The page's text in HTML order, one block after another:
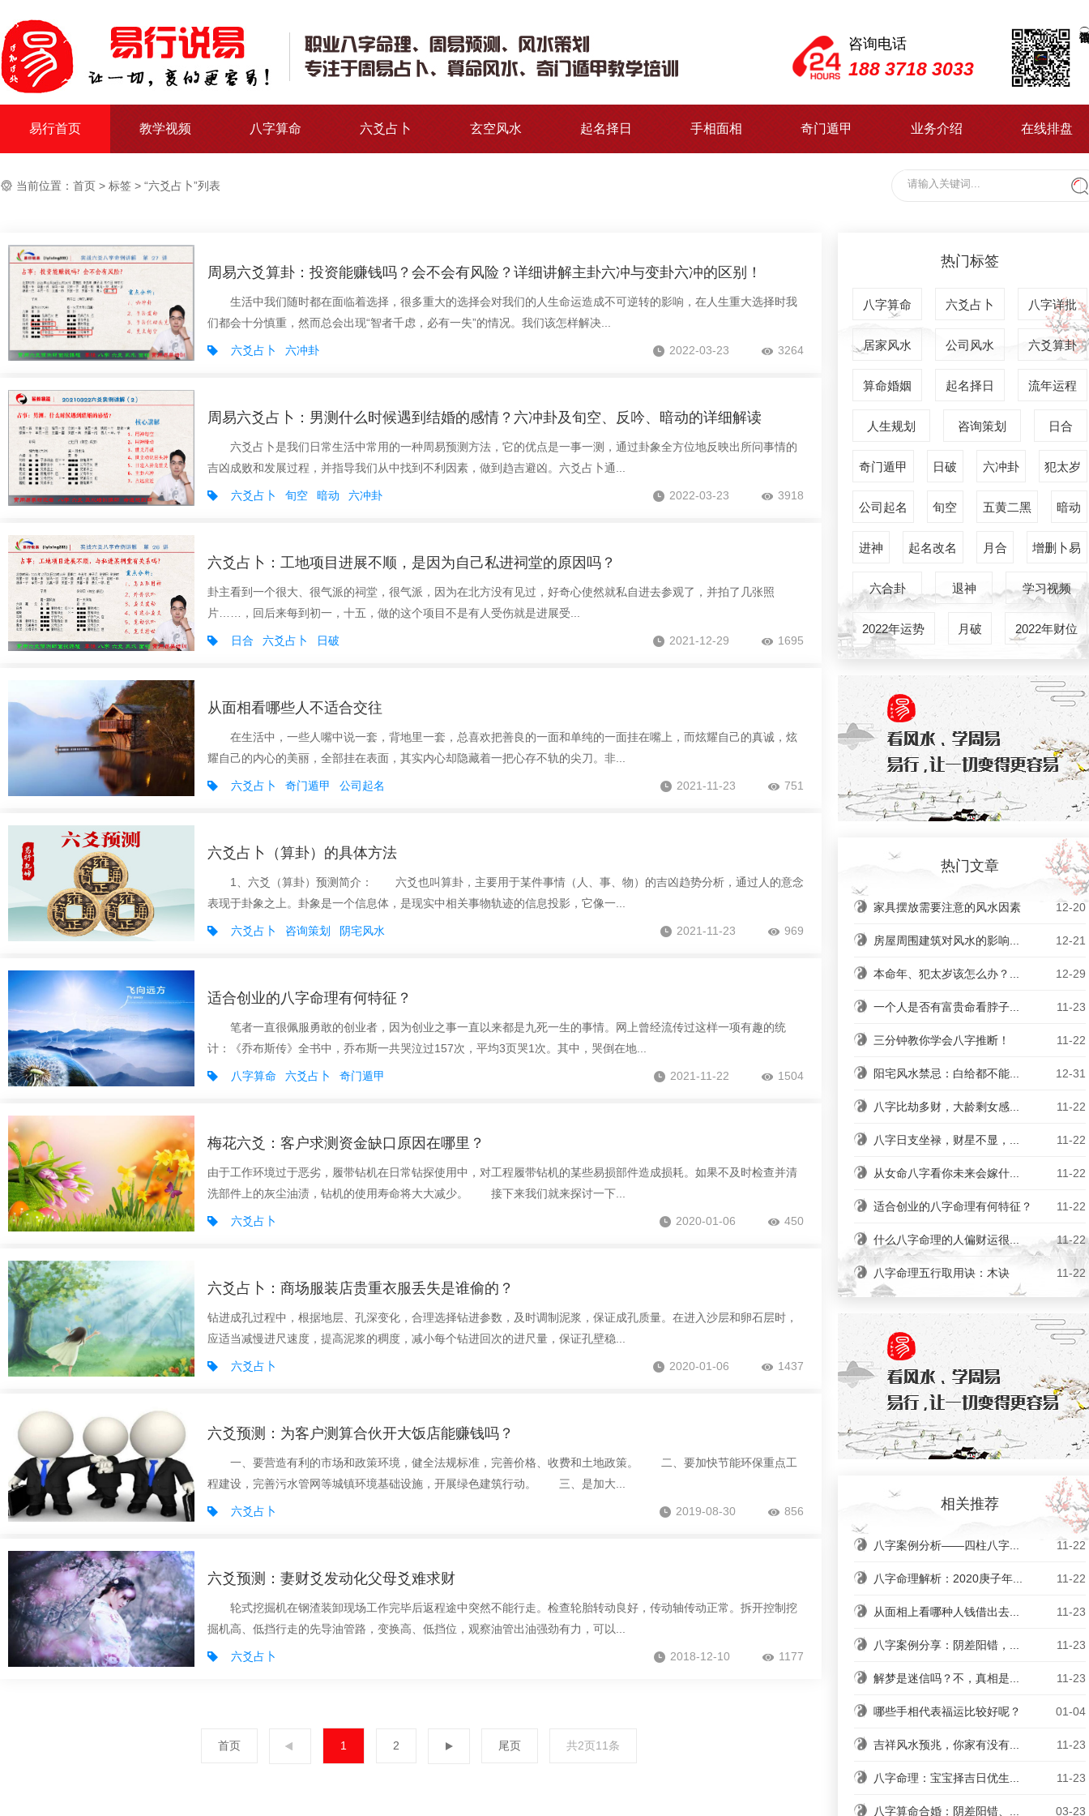
咨询电话
188 3718 3033
易行首页 教学视频 八字算命 六爻占卜 玄空风水 起名择日 手相面相 奇门遁甲 业务介绍 在线排盘
当前位置： 首页 > 标签 > “六爻占卜”列表
周易六爻算卦：投资能赚钱吗？会不会有风险？详细讲解主卦六冲与变卦六冲的区别！
生活中我们随时都在面临着选择，很多重大的选择会对我们的人生命运造成不可逆转的影响，在人生重大选择时我
们都会十分慎重，然而总会出现“智者千虑，必有一失”的情况。我们该怎样解决...
六爻占卜 六冲卦 2022-03-23 3264
周易六爻占卜：男测什么时候遇到结婚的感情？六冲卦及旬空、反吟、暗动的详细解读
六爻占卜是我们日常生活中常用的一种周易预测方法，它的优点是一事一测，通过卦象全方位地反映出所问事情的
吉凶成败和发展过程，并指导我们从中找到不利因素，做到趋吉避凶。六爻占卜通...
六爻占卜 旬空 暗动 六冲卦 2022-03-23 3918
六爻占卜：工地项目进展不顺，是因为自己私进祠堂的原因吗？
卦主看到一个很大、很气派的祠堂，很气派，因为在北方没有见过，好奇心使然就私自进去参观了，并拍了几张照
片……，回后来每到初一，十五，做的这个项目不是有人受伤就是进展受...
日合 六爻占卜 日破 2021-12-29 1695
从面相看哪些人不适合交往
在生活中，一些人嘴中说一套，背地里一套，总喜欢把善良的一面和单纯的一面挂在嘴上，而炫耀自己的真诚，炫
耀自己的内心的美丽，全部挂在表面，其实内心却隐藏着一把心存不轨的尖刀。非...
六爻占卜 奇门遁甲 公司起名 2021-11-23 751
六爻占卜（算卦）的具体方法
1、六爻（算卦）预测简介： 六爻也叫算卦，主要用于某件事情（人、事、物）的吉凶趋势分析，通过人的意念
表现于卦象之上。卦象是一个信息体，是现实中相关事物轨迹的信息投影，它像一...
六爻占卜 咨询策划 阴宅风水 2021-11-23 969
适合创业的八字命理有何特征？
笔者一直很佩服勇敢的创业者，因为创业之事一直以来都是九死一生的事情。网上曾经流传过这样一项有趣的统
计：《乔布斯传》全书中，乔布斯一共哭泣过157次，平均3页哭1次。其中，哭倒在地...
八字算命 六爻占卜 奇门遁甲 2021-11-22 1504
梅花六爻：客户求测资金缺口原因在哪里？
由于工作环境过于恶劣，履带钻机在日常钻探使用中，对工程履带钻机的某些易损部件造成损耗。如果不及时检查并清
洗部件上的灰尘油渍，钻机的使用寿命将大大减少。 接下来我们就来探讨一下...
六爻占卜 2020-01-06 450
六爻占卜：商场服装店贵重衣服丢失是谁偷的？
钻进成孔过程中，根据地层、孔深变化，合理选择钻进参数，及时调制泥浆，保证成孔质量。在进入沙层和卵石层时，
应适当减慢进尺速度，提高泥浆的稠度，减小每个钻进回次的进尺量，保证孔壁稳...
六爻占卜 2020-01-06 1437
六爻预测：为客户测算合伙开大饭店能赚钱吗？
一、要营造有利的市场和政策环境，健全法规标准，完善价格、收费和土地政策。 二、要加快节能环保重点工
程建设，完善污水管网等城镇环境基础设施，开展绿色建筑行动。 三、是加大...
六爻占卜 2019-08-30 856
六爻预测：妻财爻发动化父母爻难求财
轮式挖掘机在钢渣装卸现场工作完毕后返程途中突然不能行走。检查轮胎转动良好，传动轴传动正常。拆开控制挖
掘机高、低挡行走的先导油管路，变换高、低挡位，观察油管出油强劲有力，可以...
六爻占卜 2018-12-10 1177
首页 1 2 尾页 共2页11条
热门标签
八字算命 六爻占卜 八字详批
居家风水 公司风水 六爻算卦
算命婚姻 起名择日 流年运程
人生规划 咨询策划 日合
奇门遁甲 日破 六冲卦 犯太岁
公司起名 旬空 五黄二黑 暗动
进神 起名改名 月合 增删卜易
六合卦 退神 学习视频
2022年运势 月破 2022年财位
热门文章
家具摆放需要注意的风水因素 12-20
房屋周围建筑对风水的影响... 12-21
本命年、犯太岁该怎么办？... 12-29
一个人是否有富贵命看脖子... 11-23
三分钟教你学会八字推断！ 11-22
阳宅风水禁忌：白给都不能... 12-31
八字比劫多财，大龄剩女感... 11-22
八字日支坐禄，财星不显，... 11-22
从女命八字看你未来会嫁什... 11-22
适合创业的八字命理有何特征？ 11-22
什么八字命理的人偏财运很... 11-22
八字命理五行取用诀：木诀 11-22
相关推荐
八字案例分析——四柱八字... 11-22
八字命理解析：2020庚子年... 11-22
从面相上看哪种人钱借出去... 11-23
八字案例分享：阴差阳错，... 11-23
解梦是迷信吗？不，真相是... 11-23
哪些手相代表福运比较好呢？ 01-04
吉祥风水预兆，你家有没有... 11-23
八字命理：宝宝择吉日优生... 11-23
八字算命合婚：阴差阳错、... 03-23